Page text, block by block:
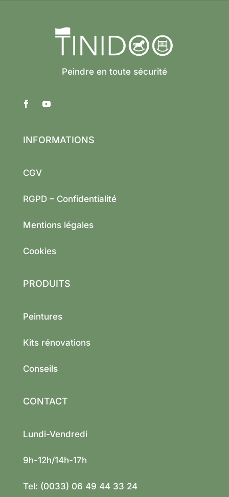
Peindre en toute sécurité
INFORMATIONS
CGV
RGPD – Confidentialité
Mentions légales
Cookies
PRODUITS
Peintures
Kits rénovations
Conseils
CONTACT
Lundi-Vendredi
9h-12h/14h-17h
Tel: (0033) 06 49 44 33 24